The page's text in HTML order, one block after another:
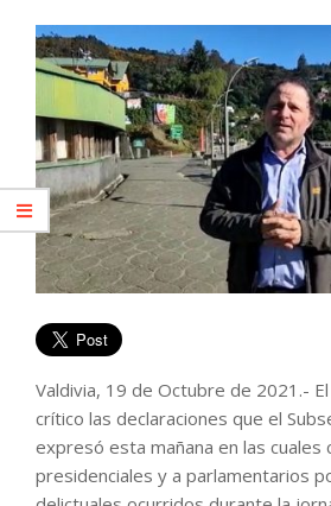
Valdivia, 19 de Octubre de 2021.-
crítico las declaraciones que el
expresó esta mañana en las cuales
presidenciales y a parlamentarios